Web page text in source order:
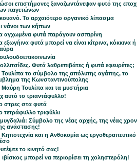
επιστήμονες ξαναζωντάνεψαν φυτό της
παγετώνων
Το αρχαιότερο οργανικό λίπασμα
νάνοι των κήπων
αγχωμένα φυτά παράγουν ασπιρίνη
εξωγήινα φυτά μπορεί να είναι κίτρινα, κόκκινα ή
Φυτά λαθρεπιβάτες ή φυτά εφευρέτες;
Τουλίπα το σύμβολο της απόλυτης αγάπης, το
της Κωνσταντινούπολης
Τουλίπα και τα μυστήρια
αυτό το τριαντάφυλλο!
στρες στα φυτά
τετράφυλλο τριφύλλι
Σύμβολο της νέας αρχής, της νέας
ανάστασης!
και η Ανθοκομία ως εργοθεραπευτικό
το κινητό σας!
μπορεί να περιορίσει τη χοληστερόλη!